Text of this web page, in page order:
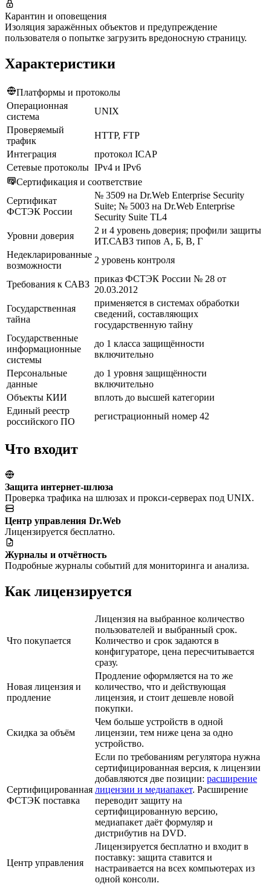
Карантин и оповещения
Изоляция заражённых объектов и предупреждение
пользователя о попытке загрузить вредоносную страницу.
Характеристики
Платформы и протоколы
Операционная
система
UNIX
Проверяемый
трафик
HTTP, FTP
Интеграция
протокол ICAP
Сетевые протоколы IPv4 и IPv6
Сертификация и соответствие
Сертификат
ФСТЭК России
№ 3509 на Dr.Web Enterprise Security
Suite; № 5003 на Dr.Web Enterprise
Security Suite TL4
Уровни доверия
2 и 4 уровень доверия; профили защиты
ИТ.САВЗ типов А, Б, В, Г
Недекларированные
возможности
2 уровень контроля
Требования к САВЗ
приказ ФСТЭК России № 28 от
20.03.2012
Государственная
тайна
применяется в системах обработки
сведений, составляющих
государственную тайну
Государственные
информационные
системы
до 1 класса защищённости
включительно
Персональные
данные
до 1 уровня защищённости
включительно
Объекты КИИ
вплоть до высшей категории
Единый реестр
российского ПО
регистрационный номер 42
Что входит
Защита интернет-шлюза
Проверка трафика на шлюзах и прокси-серверах под UNIX.
Центр управления Dr.Web
Лицензируется бесплатно.
Журналы и отчётность
Подробные журналы событий для мониторинга и анализа.
Как лицензируется
Что покупается
Лицензия на выбранное количество
пользователей и выбранный срок.
Количество и срок задаются в
конфигураторе, цена пересчитывается
сразу.
Новая лицензия и
продление
Продление оформляется на то же
количество, что и действующая
лицензия, и стоит дешевле новой
покупки.
Скидка за объём
Чем больше устройств в одной
лицензии, тем ниже цена за одно
устройство.
Сертифицированная
ФСТЭК поставка
Если по требованиям регулятора нужна
сертифицированная версия, к лицензии
добавляются две позиции: расширение
лицензии и медиапакет. Расширение
переводит защиту на
сертифицированную версию,
медиапакет даёт формуляр и
дистрибутив на DVD.
Центр управления
Лицензируется бесплатно и входит в
поставку: защита ставится и
настраивается на всех компьютерах из
одной консоли.